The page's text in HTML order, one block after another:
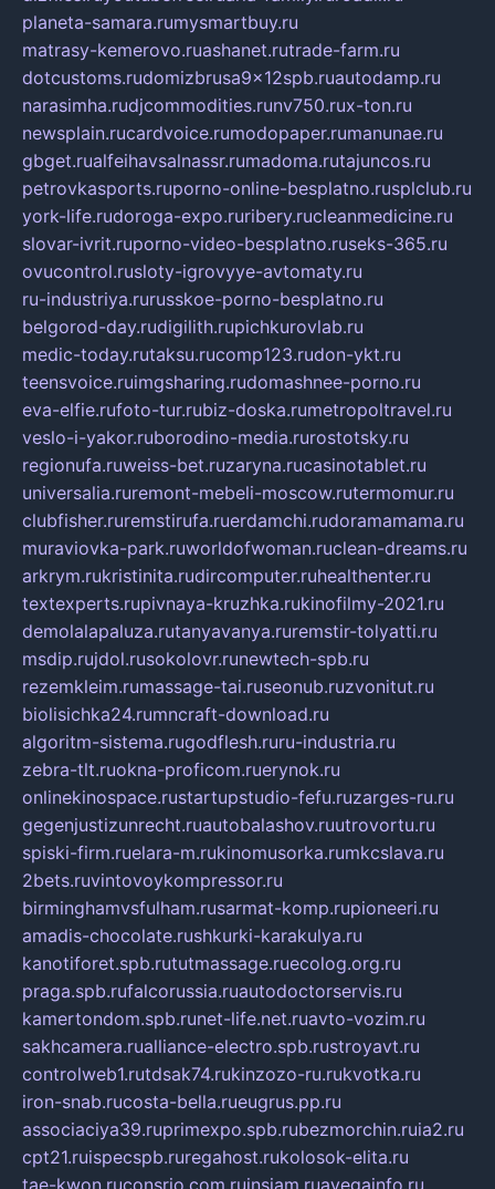
planeta-samara.rumysmartbuy.ru
matrasy-kemerovo.ruashanet.rutrade-farm.ru
dotcustoms.rudomizbrusa9x12spb.ruautodamp.ru
narasimha.rudjcommodities.runv750.rux-ton.ru
newsplain.rucardvoice.rumodopaper.rumanunae.ru
gbget.rualfeihavsalnassr.rumadoma.rutajuncos.ru
petrovkasports.ruporno-online-besplatno.rusplclub.ru
york-life.rudoroga-expo.ruribery.rucleanmedicine.ru
slovar-ivrit.ruporno-video-besplatno.ruseks-365.ru
ovucontrol.rusloty-igrovyye-avtomaty.ru
ru-industriya.rurusskoe-porno-besplatno.ru
belgorod-day.rudigilith.rupichkurovlab.ru
medic-today.rutaksu.rucomp123.rudon-ykt.ru
teensvoice.ruimgsharing.rudomashnee-porno.ru
eva-elfie.rufoto-tur.rubiz-doska.rumetropoltravel.ru
veslo-i-yakor.ruborodino-media.rurostotsky.ru
regionufa.ruweiss-bet.ruzaryna.rucasinotablet.ru
universalia.ruremont-mebeli-moscow.rutermomur.ru
clubfisher.ruremstirufa.ruerdamchi.rudoramamama.ru
muraviovka-park.ruworldofwoman.ruclean-dreams.ru
arkrym.rukristinita.rudircomputer.ruhealthenter.ru
textexperts.rupivnaya-kruzhka.rukinofilmy-2021.ru
demolalapaluza.rutanyavanya.ruremstir-tolyatti.ru
msdip.rujdol.rusokolovr.runewtech-spb.ru
rezemkleim.rumassage-tai.ruseonub.ruzvonitut.ru
biolisichka24.rumncraft-download.ru
algoritm-sistema.rugodflesh.ruru-industria.ru
zebra-tlt.ruokna-proficom.ruerynok.ru
onlinekinospace.rustartupstudio-fefu.ruzarges-ru.ru
gegenjustizunrecht.ruautobalashov.ruutrovortu.ru
spiski-firm.ruelara-m.rukinomusorka.rumkcslava.ru
2bets.ruvintovoykompressor.ru
birminghamvsfulham.rusarmat-komp.rupioneeri.ru
amadis-chocolate.rushkurki-karakulya.ru
kanotiforet.spb.rututmassage.ruecolog.org.ru
praga.spb.rufalcorussia.ruautodoctorservis.ru
kamertondom.spb.runet-life.net.ruavto-vozim.ru
sakhcamera.rualliance-electro.spb.rustroyavt.ru
controlweb1.rutdsak74.rukinzozo-ru.rukvotka.ru
iron-snab.rucosta-bella.rueugrus.pp.ru
associaciya39.ruprimexpo.spb.rubezmorchin.ruia2.ru
cpt21.ruispecspb.ruregahost.rukolosok-elita.ru
tae-kwon.ruconsrio.com.ruinsiam.ruavegainfo.ru